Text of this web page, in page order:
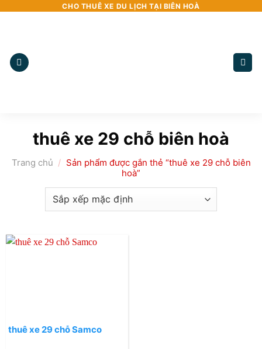
dung
CHO THUÊ XE DU LỊCH TẠI BIÊN HOÀ
thuê xe 29 chỗ biên hoà
Trang chủ / Sản phẩm được gắn thẻ “thuê xe 29 chỗ biên
hoà”
thuê xe 29 chỗ Samco